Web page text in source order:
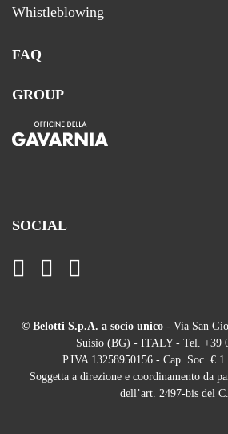
Whistleblowing
FAQ
GROUP
SOCIAL
© Belotti S.p.A. a socio unico - Via San
Suisio (BG) - ITALY - Tel. +39
P.IVA 13258950156 - Cap. Soc. €
Soggetta a direzione e coordinamento da
dell’art. 2497-bis del